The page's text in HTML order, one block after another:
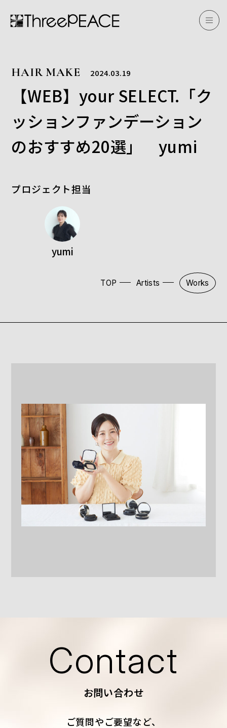
HAIR MAKE 2024.03.19
【WEB】your SELECT.「ク
ッションファンデーション
のおすすめ20選」 yumi
プロジェクト担当
yumi
TOP Artists Works
Contact
お問い合わせ
ご質問やご要望など、